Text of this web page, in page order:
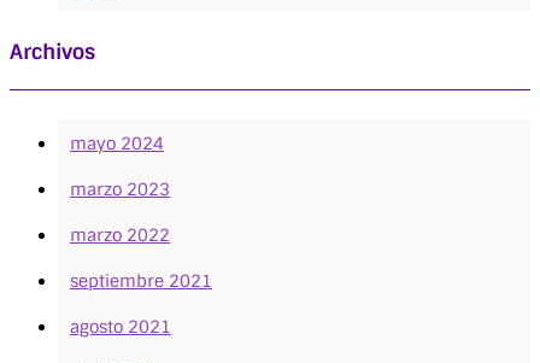
Archivos
mayo 2024
marzo 2023
marzo 2022
septiembre 2021
agosto 2021